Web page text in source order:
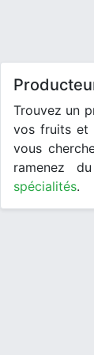
Trouvez un
vos fruits et
vous
ramenez
spécialités.